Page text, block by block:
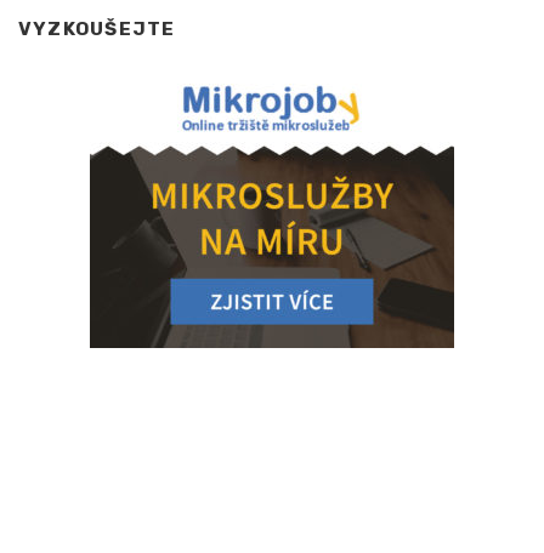
VYZKOUŠEJTE